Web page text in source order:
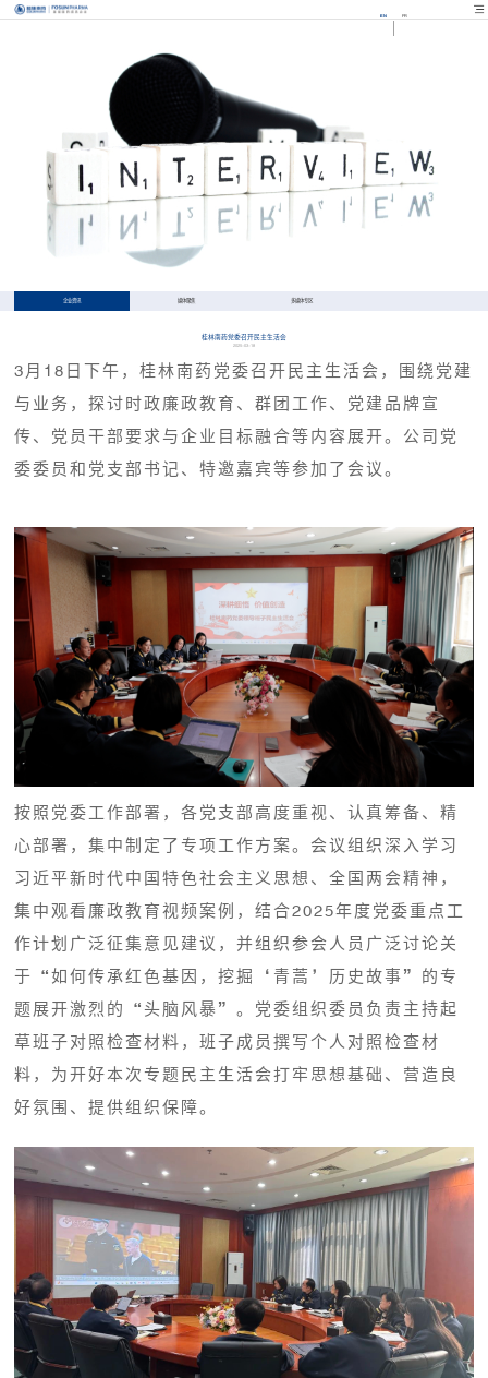
EN FR
企业资讯 媒体聚焦 多媒体专区
桂林南药党委召开民主生活会
2025-03-18
3月18日下午，桂林南药党委召开民主生活会，围绕党建
与业务，探讨时政廉政教育、群团工作、党建品牌宣
传、党员干部要求与企业目标融合等内容展开。公司党
委委员和党支部书记、特邀嘉宾等参加了会议。
按照党委工作部署，各党支部高度重视、认真筹备、精
心部署，集中制定了专项工作方案。会议组织深入学习
习近平新时代中国特色社会主义思想、全国两会精神，
集中观看廉政教育视频案例，结合2025年度党委重点工
作计划广泛征集意见建议，并组织参会人员广泛讨论关
于“如何传承红色基因，挖掘‘青蒿’历史故事”的专
题展开激烈的“头脑风暴”。党委组织委员负责主持起
草班子对照检查材料，班子成员撰写个人对照检查材
料，为开好本次专题民主生活会打牢思想基础、营造良
好氛围、提供组织保障。